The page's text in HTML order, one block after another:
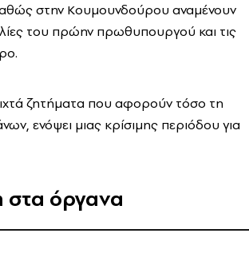
στην Κουμουνδούρου αναμένουν
του πρώην πρωθυπουργού και τις
ζητήματα που αφορούν τόσο τη
ενόψει μιας κρίσιμης περιόδου για
στα όργανα